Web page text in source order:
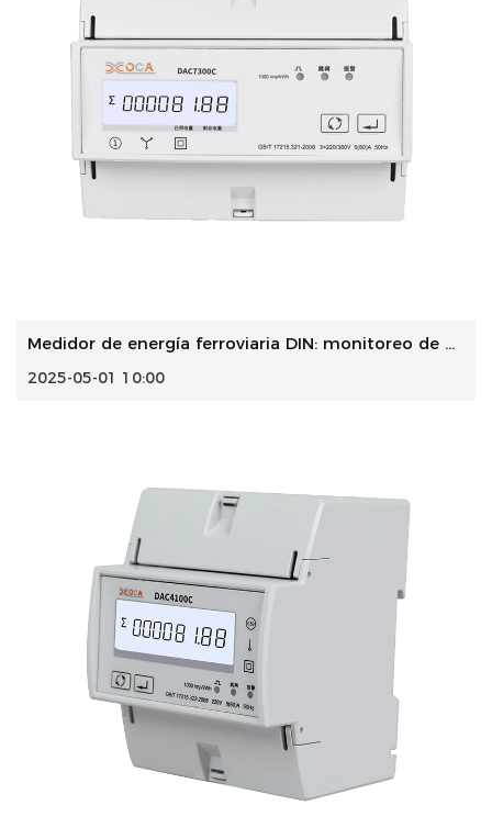
Medidor de energía ferroviaria DIN: monitoreo de precisión...
2025-05-01 10:00